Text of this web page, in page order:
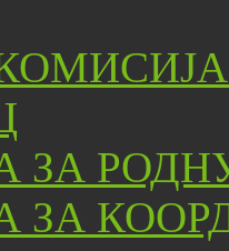
ЗА
ЗА